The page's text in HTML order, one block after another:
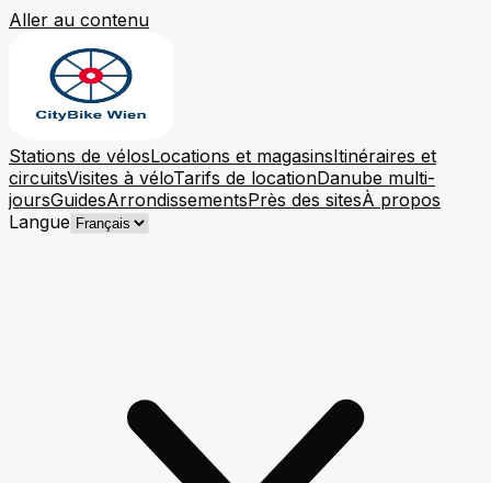
Aller au contenu
Stations de vélosLocations et magasinsItinéraires et
circuitsVisites à véloTarifs de locationDanube multi-
joursGuidesArrondissementsPrès des sitesÀ propos
Langue